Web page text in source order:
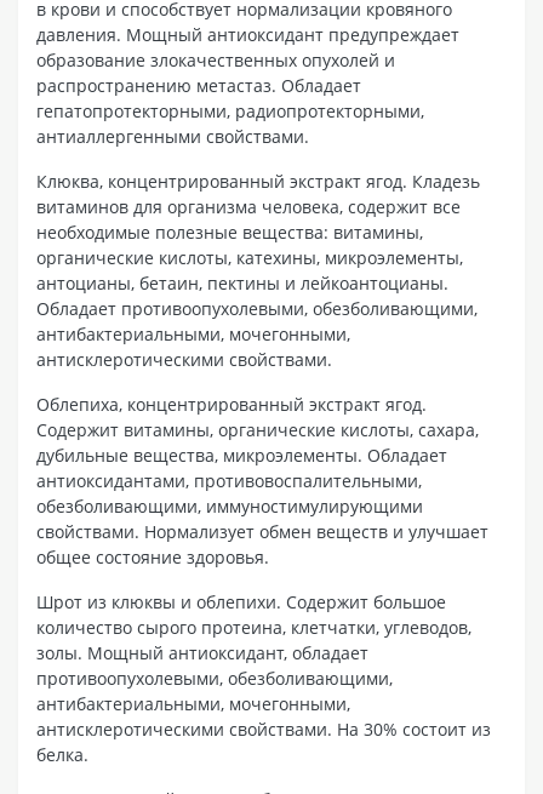
в крови и способствует нормализации кровяного
давления. Мощный антиоксидант предупреждает
образование злокачественных опухолей и
распространению метастаз. Обладает
гепатопротекторными, радиопротекторными,
антиаллергенными свойствами.
Клюква, концентрированный экстракт ягод. Кладезь
витаминов для организма человека, содержит все
необходимые полезные вещества: витамины,
органические кислоты, катехины, микроэлементы,
антоцианы, бетаин, пектины и лейкоантоцианы.
Обладает противоопухолевыми, обезболивающими,
антибактериальными, мочегонными,
антисклеротическими свойствами.
Облепиха, концентрированный экстракт ягод.
Содержит витамины, органические кислоты, сахара,
дубильные вещества, микроэлементы. Обладает
антиоксидантами, противовоспалительными,
обезболивающими, иммуностимулирующими
свойствами. Нормализует обмен веществ и улучшает
общее состояние здоровья.
Шрот из клюквы и облепихи. Содержит большое
количество сырого протеина, клетчатки, углеводов,
золы. Мощный антиоксидант, обладает
противоопухолевыми, обезболивающими,
антибактериальными, мочегонными,
антисклеротическими свойствами. На 30% состоит из
белка.